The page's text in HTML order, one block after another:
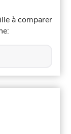
à comparer